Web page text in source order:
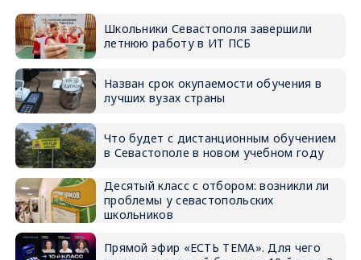
Школьники Севастополя завершили
летнюю работу в ИТ ПСБ
Назван срок окупаемости обучения в
лучших вузах страны
Что будет с дистанционным обучением
в Севастополе в новом учебном году
Десятый класс с отбором: возникли ли
проблемы у севастопольских
школьников
Прямой эфир «ЕСТЬ ТЕМА». Для чего